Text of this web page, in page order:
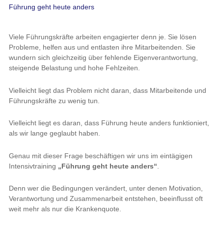
Führung geht heute anders
Viele Führungskräfte arbeiten engagierter denn je. Sie lösen
Probleme, helfen aus und entlasten ihre Mitarbeitenden. Sie
wundern sich gleichzeitig über fehlende Eigenverantwortung,
steigende Belastung und hohe Fehlzeiten.
Vielleicht liegt das Problem nicht daran, dass Mitarbeitende und
Führungskräfte zu wenig tun.
Vielleicht liegt es daran, dass Führung heute anders funktioniert,
als wir lange geglaubt haben.
Genau mit dieser Frage beschäftigen wir uns im eintägigen
Intensivtraining „Führung geht heute anders“
Denn wer die Bedingungen verändert, unter denen Motivation,
Verantwortung und Zusammenarbeit entstehen, beeinflusst oft
weit mehr als nur die Krankenquote.